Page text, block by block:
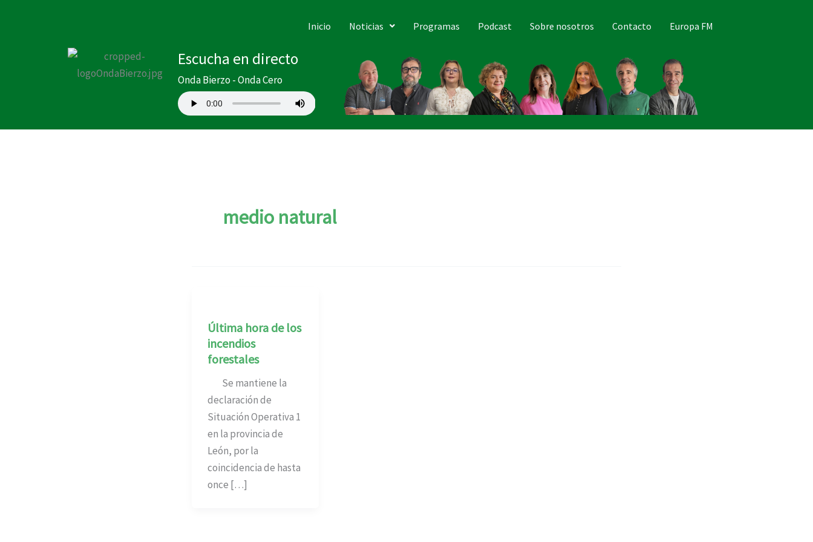
Inicio Noticias Programas Podcast Sobre nosotros Contacto Europa FM
Escucha en directo
Onda Bierzo - Onda Cero
medio natural
Última hora de los
incendios
forestales
Se mantiene la
declaración de
Situación Operativa 1
en la provincia de
León, por la
coincidencia de hasta
once […]